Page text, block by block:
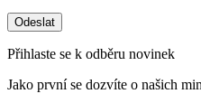
Přihlaste se k odběru novinek
Jako první se dozvíte o našich